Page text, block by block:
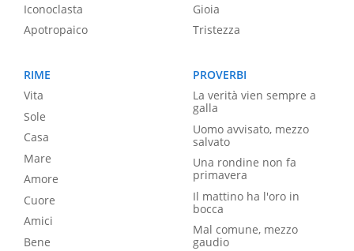
Iconoclasta
Apotropaico
Gioia
Tristezza
RIME
Vita
Sole
Casa
Mare
Amore
Cuore
Amici
Bene
PROVERBI
La verità vien sempre a
galla
Uomo avvisato, mezzo
salvato
Una rondine non fa
primavera
Il mattino ha l'oro in
bocca
Mal comune, mezzo
gaudio